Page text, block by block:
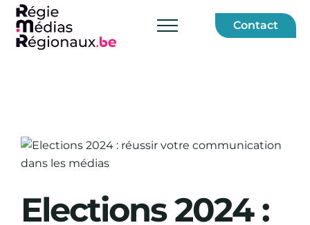
Skip
content
Contact
View
Larger
Elections 2024 :